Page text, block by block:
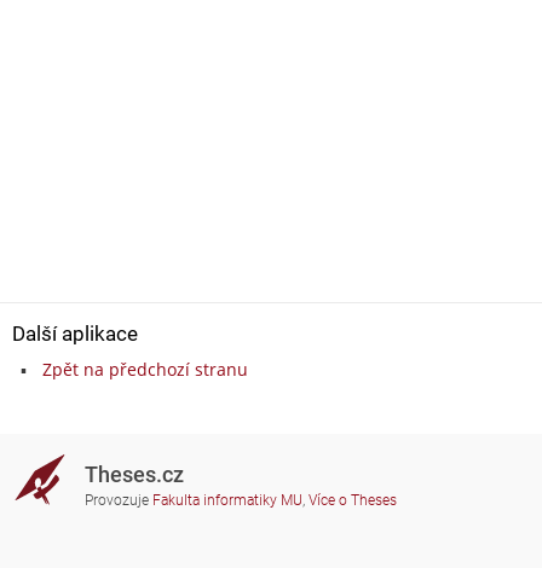
Další aplikace
Zpět na předchozí stranu
Theses.cz
Provozuje Fakulta informatiky MU, Více o Theses